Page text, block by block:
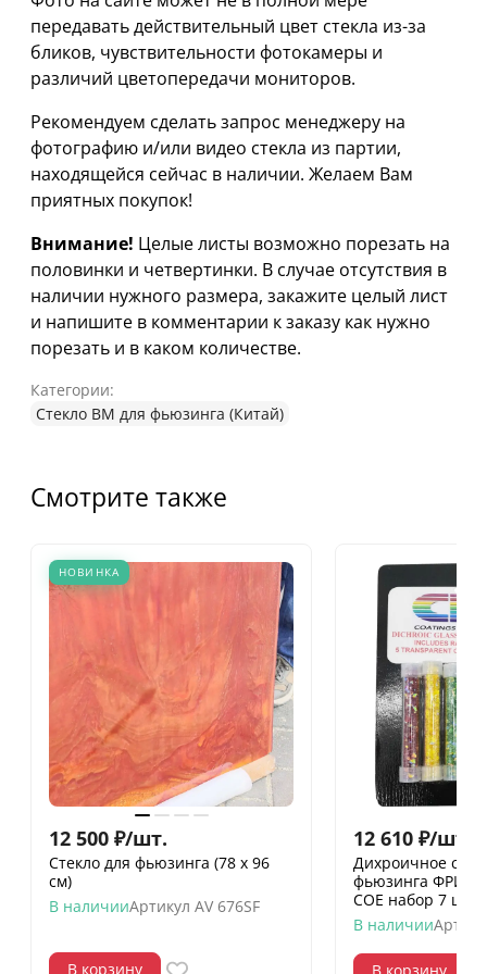
передавать действительный цвет стекла из-за
бликов, чувствительности фотокамеры и
различий цветопередачи мониторов.
Рекомендуем сделать запрос менеджеру на
фотографию и/или видео стекла из партии,
находящейся сейчас в наличии. Желаем Вам
приятных покупок!
Внимание! Целые листы возможно порезать на
половинки и четвертинки. В случае отсутствия в
наличии нужного размера, закажите целый лист
и напишите в комментарии к заказу как нужно
порезать и в каком количестве.
Категории:
Стекло ВМ для фьюзинга (Китай)
Смотрите также
НОВИНКА
12 500 ₽/шт.
Стекло для фьюзинга (78 х 96
см)
В наличииАртикул AV 676SF
В корзину
12 610 ₽/шт.
Дихроичное
фьюзинга
СОЕ набор 7
В наличии